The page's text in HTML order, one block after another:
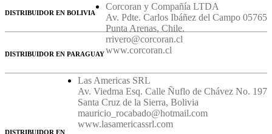
Corcoran y Compañía LTDA
Av. Pdte. Carlos Ibáñez del Campo 05765
Punta Arenas, Chile.
rrivero@corcoran.cl
www.corcoran.cl
DISTRIBUIDOR EN BOLIVIA
Las Americas SRL
Av. Viedma Esq. Calle Ñuflo de Chávez No. 197
Santa Cruz de la Sierra, Bolivia
mauricio_rocabado@hotmail.com
www.lasamericassrl.com
DISTRIBUIDOR EN PARAGUAY
DISTRIBUIDOR EN